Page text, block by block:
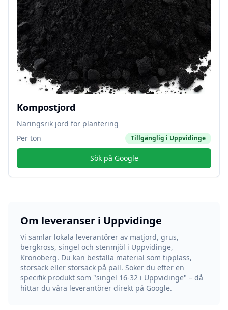
Kompostjord
Näringsrik jord för plantering
Per ton
Tillgänglig i Uppvidinge
Sök på Google
Om leveranser i Uppvidinge
Vi samlar lokala leverantörer av matjord, grus,
bergkross, singel och stenmjöl i Uppvidinge,
Kronoberg. Du kan beställa material som tipplass,
storsäck eller storsäck på pall. Söker du efter en
specifik produkt som "singel 16-32 i Uppvidinge" – då
hittar du våra leverantörer direkt på Google.